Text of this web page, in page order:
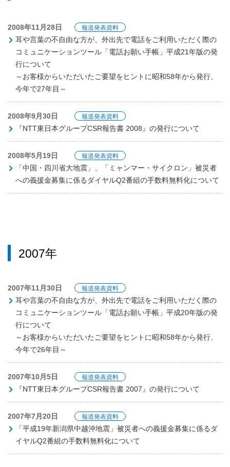
2008年11月28日 報道発表資料
耳や言葉の不自由な方が、外出先で電話をご利用いただく際の
コミュニケーションツール「電話お願い手帳」平成21年版の発
行について
～お客様からいただいたご要望をヒントに昭和58年から発行、
今年で27年目～
2008年9月30日 報道発表資料
『NTT東日本グループCSR報告書 2008』の発行について
2008年5月19日 報道発表資料
「中国・四川省大地震」、「ミャンマー・サイクロン」被災者
への義援金募集に係るダイヤルQ2番組の手数料無料化について
2007年
2007年11月30日 報道発表資料
耳や言葉の不自由な方が、外出先で電話をご利用いただく際の
コミュニケーションツール「電話お願い手帳」平成20年版の発
行について
～お客様からいただいたご要望をヒントに昭和58年から発行、
今年で26年目～
2007年10月5日 報道発表資料
『NTT東日本グループCSR報告書 2007』の発行について
2007年7月20日 報道発表資料
「平成19年新潟県中越沖地震」被災者への義援金募集に係るダ
イヤルQ2番組の手数料無料化について